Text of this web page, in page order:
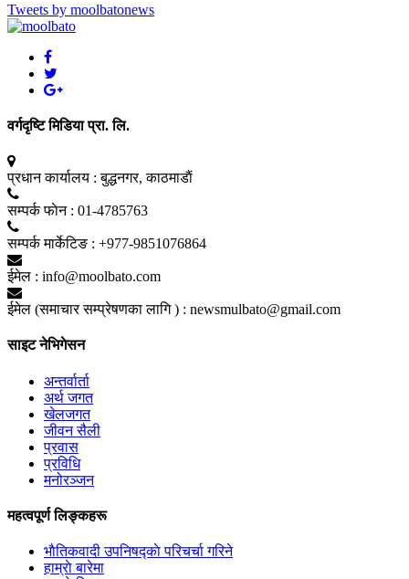
Tweets by moolbatonews
वर्गदृष्टि मिडिया प्रा. लि.
प्रधान कार्यालय : बुद्धनगर, काठमाडाैं
सम्पर्क फाेन : 01-4785763
सम्पर्क मार्केटिङ : +977-9851076864
ईमेल : info@moolbato.com
ईमेल (समाचार सम्प्रेषणका लागि ) : newsmulbato@gmail.com
साइट नेभिगेसन
अन्तर्वार्ता
अर्थ जगत
खेलजगत
जीवन सैली
प्रवास
प्रविधि
मनोरञ्जन
महत्वपूर्ण लिङ्कहरू
भाैतिकवादी उपनिषद्काे परिचर्चा गरिने
हाम्राे बारेमा